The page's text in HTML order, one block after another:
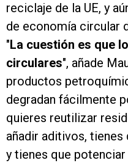
reciclaje de la UE, y
de economía circular
"La cuestión es que
circulares", añade
productos
degradan fácilmente
quieres reutilizar
añadir aditivos, tienes
y tienes que